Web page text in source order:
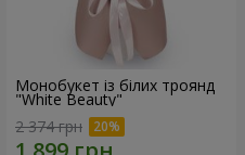
Монобукет із білих троянд
"White Beauty"
2 374 грн